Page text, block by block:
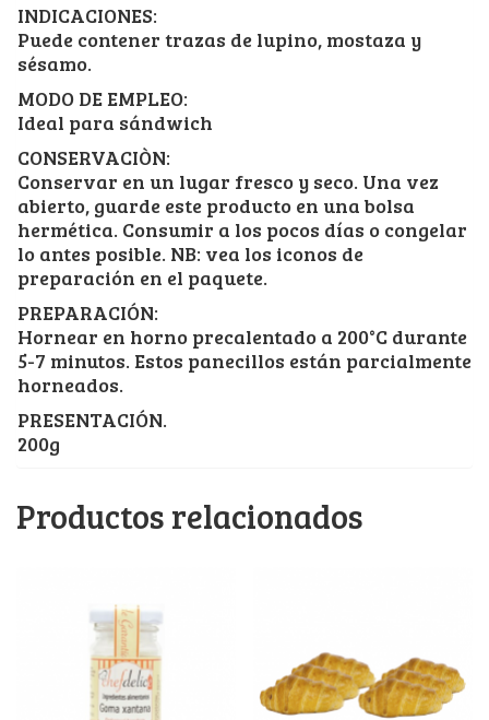
INDICACIONES:
Puede contener trazas de lupino, mostaza y
sésamo.
MODO DE EMPLEO:
Ideal para sándwich
CONSERVACIÒN:
Conservar en un lugar fresco y seco. Una vez
abierto, guarde este producto en una bolsa
hermética. Consumir a los pocos días o congelar
lo antes posible. NB: vea los iconos de
preparación en el paquete.
PREPARACIÓN:
Hornear en horno precalentado a 200°C durante
5-7 minutos. Estos panecillos están parcialmente
horneados.
PRESENTACIÓN.
200g
Productos relacionados